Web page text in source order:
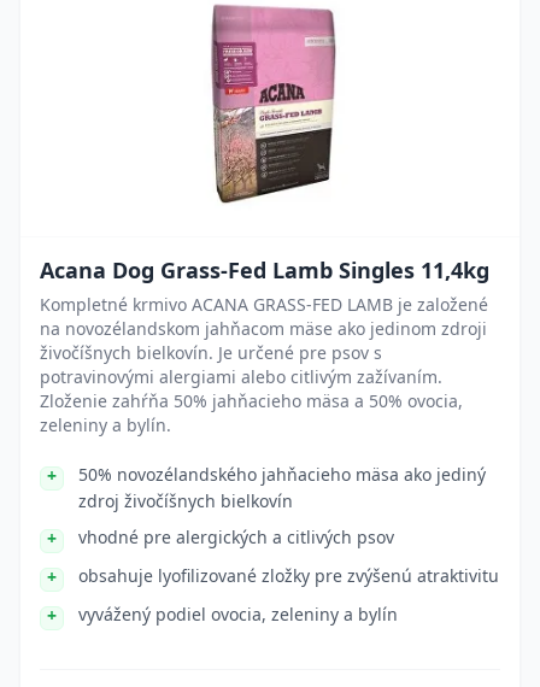
Acana Dog Grass-Fed Lamb Singles 11,4kg
Kompletné krmivo ACANA GRASS-FED LAMB je založené
na novozélandskom jahňacom mäse ako jedinom zdroji
živočíšnych bielkovín. Je určené pre psov s
potravinovými alergiami alebo citlivým zažívaním.
Zloženie zahŕňa 50% jahňacieho mäsa a 50% ovocia,
zeleniny a bylín.
50% novozélandského jahňacieho mäsa ako jediný
zdroj živočíšnych bielkovín
vhodné pre alergických a citlivých psov
obsahuje lyofilizované zložky pre zvýšenú atraktivitu
vyvážený podiel ovocia, zeleniny a bylín